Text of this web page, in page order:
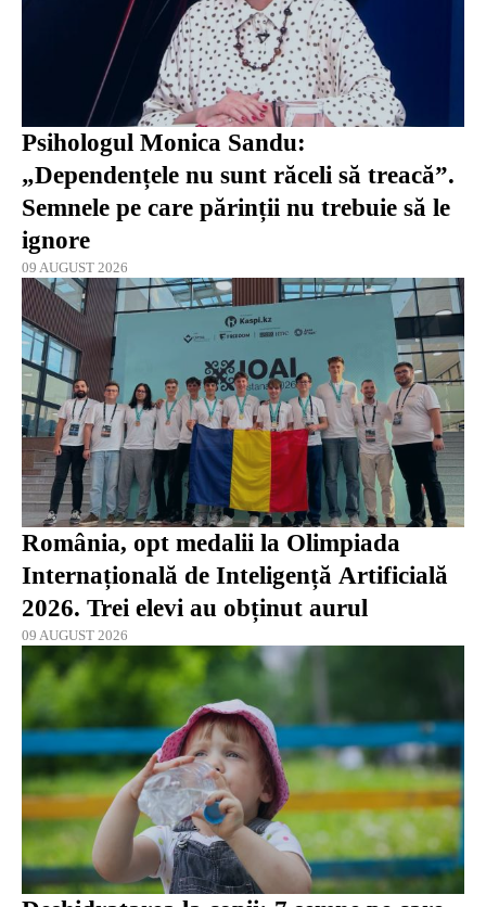
Psihologul Monica Sandu:
„Dependențele nu sunt răceli să treacă”.
Semnele pe care părinții nu trebuie să le
ignore
09 AUGUST 2026
România, opt medalii la Olimpiada
Internațională de Inteligență Artificială
2026. Trei elevi au obținut aurul
09 AUGUST 2026